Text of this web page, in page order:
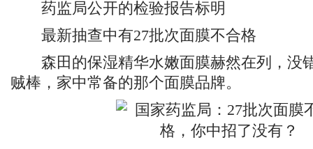
药监局公开的检验报告标明
最新抽查中有27批次面膜不合格
森田的保湿精华水嫩面膜赫然在列，没
贼棒，家中常备的那个面膜品牌。